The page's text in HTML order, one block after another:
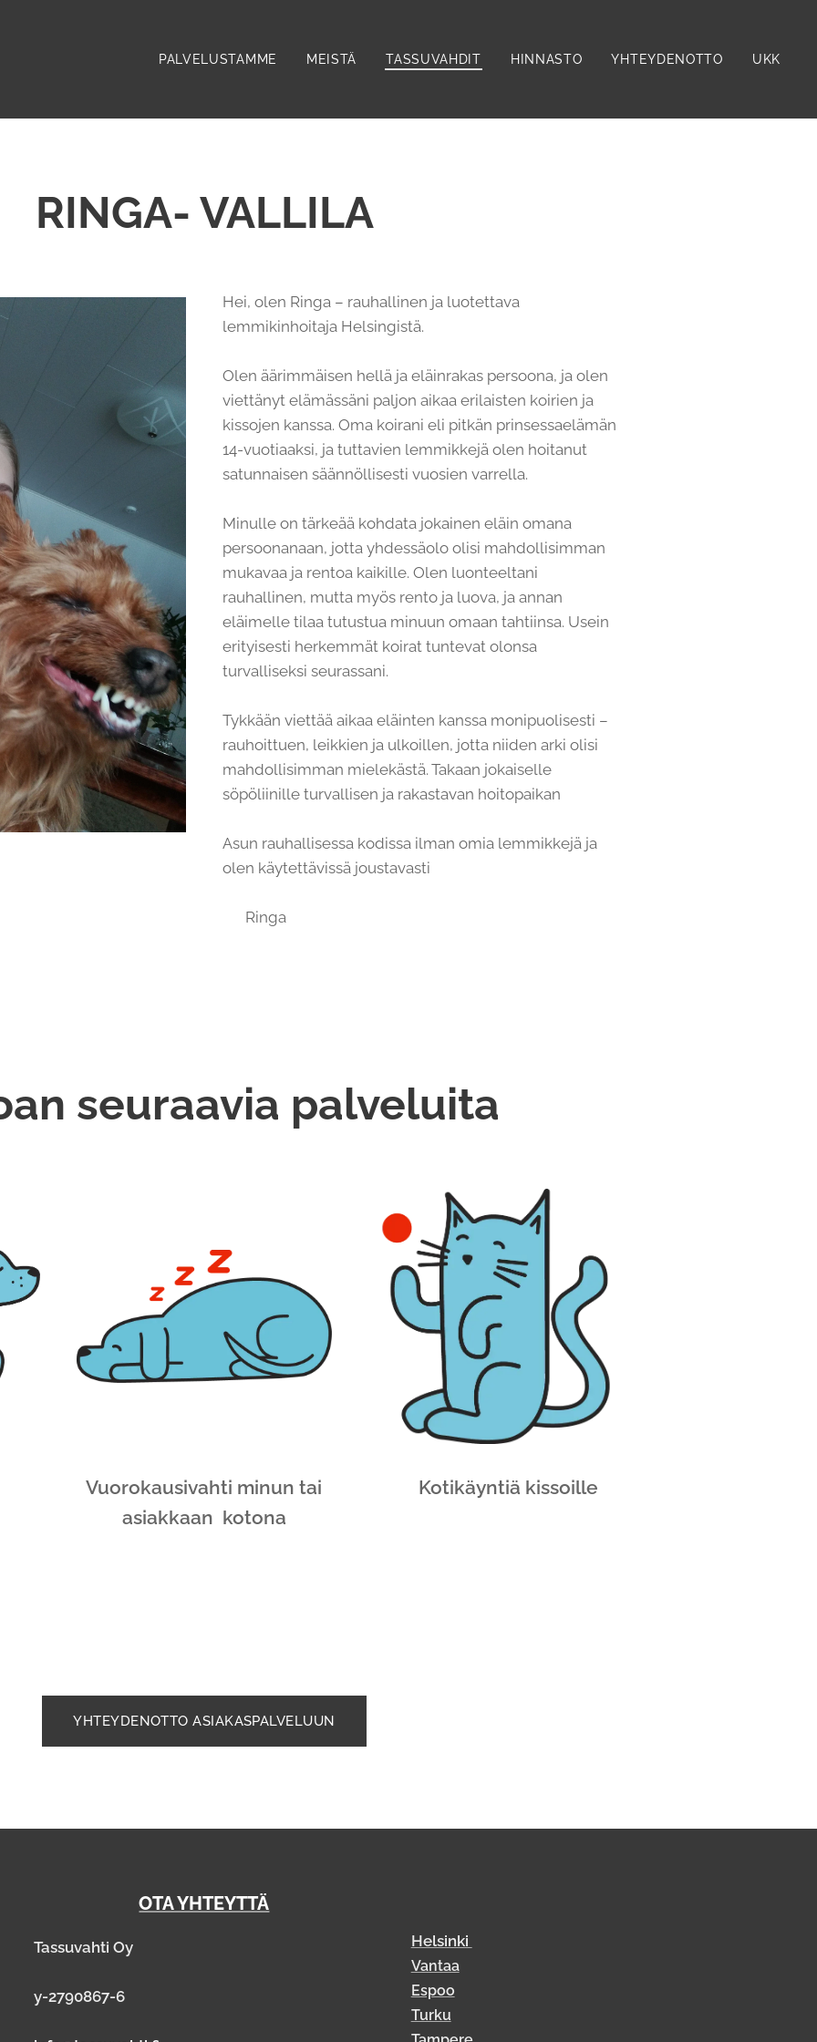
PALVELUSTAMME MEISTÄ TASSUVAHDIT HINNASTO YHTEYDENOTTO UKK
RINGA- VALLILA
Hei, olen Ringa – rauhallinen ja luotettava
lemmikinhoitaja Helsingistä.
Olen äärimmäisen hellä ja eläinrakas persoona, ja olen
viettänyt elämässäni paljon aikaa erilaisten koirien ja
kissojen kanssa. Oma koirani eli pitkän prinsessaelämän
14-vuotiaaksi, ja tuttavien lemmikkejä olen hoitanut
satunnaisen säännöllisesti vuosien varrella.
Minulle on tärkeää kohdata jokainen eläin omana
persoonanaan, jotta yhdessäolo olisi mahdollisimman
mukavaa ja rentoa kaikille. Olen luonteeltani
rauhallinen, mutta myös rento ja luova, ja annan
eläimelle tilaa tutustua minuun omaan tahtiinsa. Usein
erityisesti herkemmät koirat tuntevat olonsa
turvalliseksi seurassani.
Tykkään viettää aikaa eläinten kanssa monipuolisesti –
rauhoittuen, leikkien ja ulkoillen, jotta niiden arki olisi
mahdollisimman mielekästä. Takaan jokaiselle
söpöliinille turvallisen ja rakastavan hoitopaikan ❤️
Asun rauhallisessa kodissa ilman omia lemmikkejä ja
olen käytettävissä joustavasti
🫶🏻 Ringa
seuraavia palveluita
Vuorokausivahti minun tai
asiakkaan kotona
Kotikäyntiä kissoille
YHTEYDENOTTO ASIAKASPALVELUUN
OTA YHTEYTTÄ
Tassuvahti Oy
y-2790867-6
Helsinki
Vantaa
Espoo
Turku